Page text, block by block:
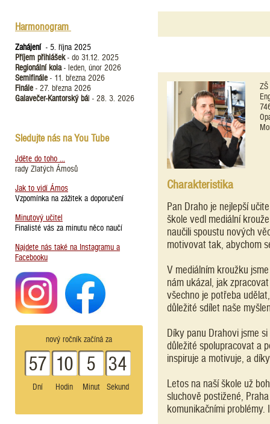
Harmonogram
Zahájení - 5. října 2025
Příjem přihlášek- do 31.12. 2025
Regionální kola- leden, únor 2026
Semifinále - 11. března 2026
Finále - 27. března 2026
Galavečer-Kantorský bál - 28. 3. 2026
Sledujte nás na You Tube
Jděte do toho ...
rady Zlatých Ámosů
Jak to vidí Ámos
Vzpomínka na zážitek a doporučení
Minutový učitel
Finalisté vás za minutu něco naučí
Najdete nás také na Instagramu a
Facebooku
nový ročník začíná za
57
Dní
10
Hodin
5
Minut
34
Sekund
Charakteristika
Pan Draho je nejlepší
škole vedl mediální
naučili spoustu nových
motivovat tak, abychom
V mediálním kroužku
nám ukázal, jak
všechno je potřeba
důležité sdílet naše
Díky panu Drahovi jsme
důležité spolupracovat a
inspiruje a motivuje, a
Letos na naší škole už
sluchově postižené,
komunikačními problémy.